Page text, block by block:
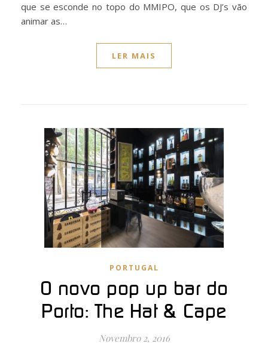
que se esconde no topo do MMIPO, que os DJ’s vão
animar as…
LER MAIS
PORTUGAL
O novo pop up bar do
Porto: The Hat & Cape
Novembro 2, 2016